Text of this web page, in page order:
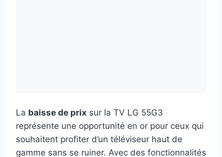
La baisse de prix sur la TV LG 55G3
représente une opportunité en or pour ceux qui
souhaitent profiter d’un téléviseur haut de
gamme sans se ruiner. Avec des fonctionnalités